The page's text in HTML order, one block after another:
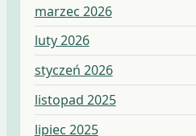
marzec 2026
luty 2026
styczeń 2026
listopad 2025
lipiec 2025